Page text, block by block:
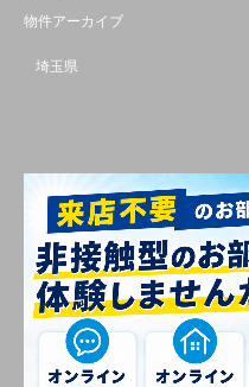
物件アーカイブ
埼玉県